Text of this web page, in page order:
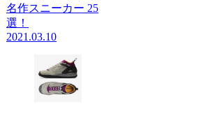
名作スニーカー 25
選！
2021.03.10